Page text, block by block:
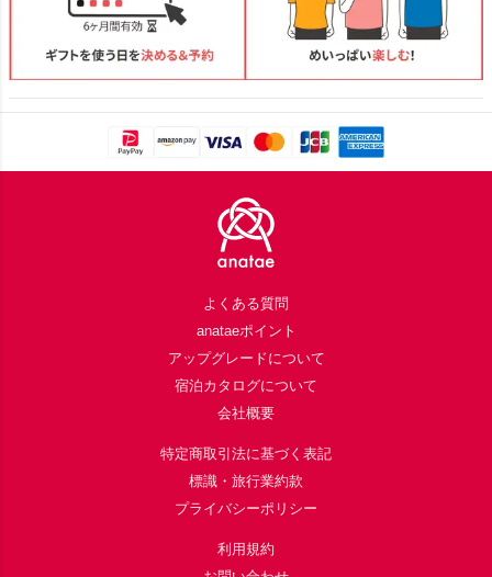
よくある質問
anataeポイント
アップグレードについて
宿泊カタログについて
会社概要
特定商取引法に基づく表記
標識・旅行業約款
プライバシーポリシー
利用規約